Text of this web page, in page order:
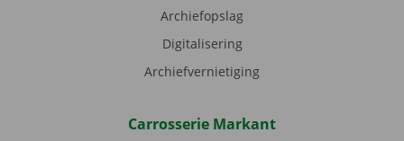
Archiefopslag
Digitalisering
Archiefvernietiging
Carrosserie Markant